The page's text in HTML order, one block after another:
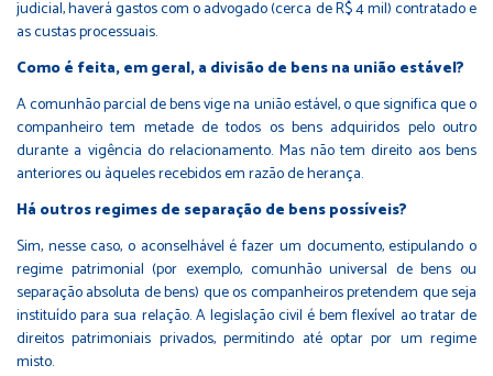
judicial, haverá gastos com o advogado (cerca de R$ 4 mil) contratado e
as custas processuais.
Como é feita, em geral, a divisão de bens na união estável?
A comunhão parcial de bens vige na união estável, o que significa que o
companheiro tem metade de todos os bens adquiridos pelo outro
durante a vigência do relacionamento. Mas não tem direito aos bens
anteriores ou àqueles recebidos em razão de herança.
Há outros regimes de separação de bens possíveis?
Sim, nesse caso, o aconselhável é fazer um documento, estipulando o
regime patrimonial (por exemplo, comunhão universal de bens ou
separação absoluta de bens) que os companheiros pretendem que seja
instituído para sua relação. A legislação civil é bem flexível ao tratar de
direitos patrimoniais privados, permitindo até optar por um regime
misto.